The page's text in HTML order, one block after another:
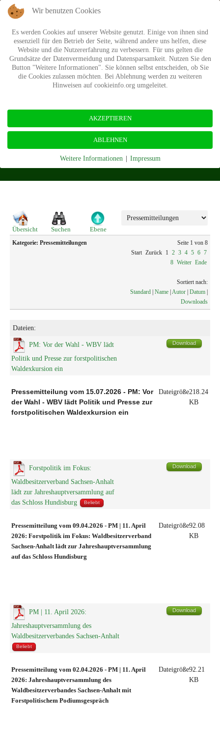
Presse
Startseite Presse
Übersicht Suchen Ebene
Kategorie: Pressemitteilungen
Seite 1 von 8
Start Zurück 1 2 3 4 5 6 7
8 Weiter Ende
Sortiert nach:
Standard Name Autor Datum
Downloads
Dateien:
PM: Vor der Wahl - WBV lädt
Politik und Presse zur forstpolitischen
Waldexkursion ein
Download
Pressemitteilung vom 15.07.2026 - PM: Vor
der Wahl - WBV lädt Politik und Presse zur
forstpolitischen Waldexkursion ein
Dateigröße218.24
KB
Forstpolitik im Fokus:
Waldbesitzerverband Sachsen-Anhalt
lädt zur Jahreshauptversammlung auf
das Schloss Hundisburg
Beliebt
Download
Pressemitteilung vom 09.04.2026 - PM | 11. April
2026: Forstpolitik im Fokus: Waldbesitzerverband
Sachsen-Anhalt lädt zur Jahreshauptversammlung
auf das Schloss Hundisburg
Dateigröße92.08
KB
PM | 11. April 2026:
Jahreshauptversammlung des
Waldbesitzerverbandes Sachsen-Anhalt
Beliebt
Download
Pressemitteilung vom 02.04.2026 - PM | 11. April
2026: Jahreshauptversammlung des
Waldbesitzerverbandes Sachsen-Anhalt mit
Forstpolitischem Podiumsgespräch
Dateigröße92.21
KB
Wir benutzen Cookies
Es werden Cookies auf unserer Website genutzt. Einige von ihnen sind
essenziell für den Betrieb der Seite, während andere uns helfen, diese
Website und die Nutzererfahrung zu verbessern. Für uns gelten die
Grundsätze der Datenvermeidung und Datensparsamkeit. Nutzen Sie den
Button "Weitere Informationen". Sie können selbst entscheiden, ob Sie
die Cookies zulassen möchten. Bei Ablehnung werden zu weiteren
Hinweisen auf cookieinfo.org umgeleitet.
AKZEPTIEREN
ABLEHNEN
Weitere Informationen Impressum